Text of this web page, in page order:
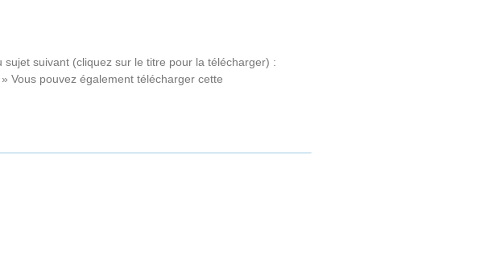
suivant (cliquez sur le titre pour la télécharger) :
Vous pouvez également télécharger cette